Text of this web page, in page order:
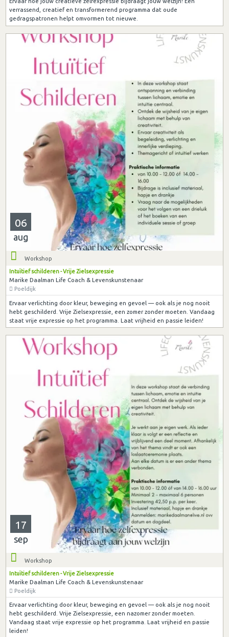
verrassend, creatief en transformerend programma dat oude
gedragspatronen helpt omvormen tot nieuwe.
06
aug
Workshop
Intuïtief schilderen - Vrije Zielsexpressie
Marike Daalman Life Coach & Levenskunstenaar
Poeldijk
Ervaar verlichting door kleur, beweging en gevoel — ook als je nog nooit
hebt geschilderd. Vrije Zielsexpressie, een zomer zonder moeten. Vandaag
staat vrije expressie op het programma. Laat vrijheid en passie leiden!
17
sep
Workshop
Intuïtief schilderen - Vrije Zielsexpressie
Marike Daalman Life Coach & Levenskunstenaar
Poeldijk
Ervaar verlichting door kleur, beweging en gevoel — ook als je nog nooit
hebt geschilderd. Vrije Zielsexpressie, een nazomer zonder moeten.
Vandaag staat vrije expressie op het programma. Laat vrijheid en passie
leiden!